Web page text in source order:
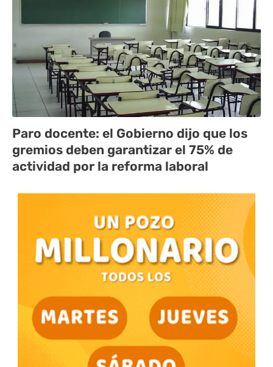
Paro docente: el Gobierno dijo que los
gremios deben garantizar el 75% de
actividad por la reforma laboral